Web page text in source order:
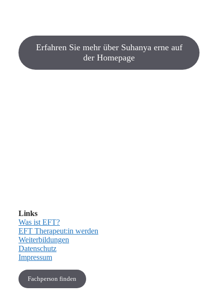
Erfahren Sie mehr über Suhanya erne auf
der Homepage
Links
Was ist EFT?
EFT Therapeut:in werden
Weiterbildungen
Datenschutz
Impressum
Fachperson finden